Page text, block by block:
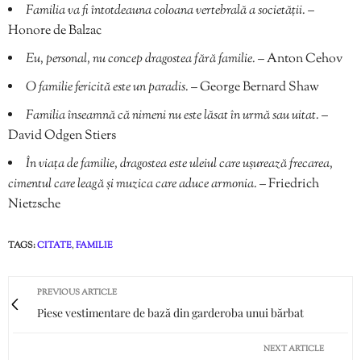
Familia va fi întotdeauna coloana vertebrală a societății.–
Honore de Balzac
Eu, personal, nu concep dragostea fără familie.– Anton Cehov
O familie fericită este un paradis.– George Bernard Shaw
Familia înseamnă că nimeni nu este lăsat în urmă sau uitat.–
David Odgen Stiers
În viața de familie, dragostea este uleiul care ușurează frecarea,
cimentul care leagă și muzica care aduce armonia.– Friedrich
Nietzsche
TAGS:CITATE,FAMILIE
PREVIOUS ARTICLE
Piese vestimentare de bază din garderoba unui bărbat
NEXT ARTICLE